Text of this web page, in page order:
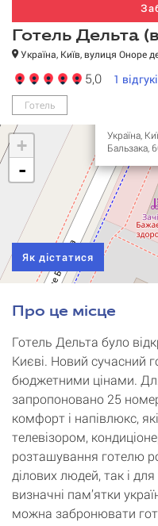
Готель Дельта
Україна, Київ, вулиця Оноре
5,0 1
Готель
Україна,
Бальзака,
+
-
Як дістатися
Про це місце
Готель Дельта було
Києві. Новий сучасний
бюджетними цінами.
запропоновано 25
комфорт і напівлюкс,
телевізором,
розташування готелю
ділових людей, так і
визначні пам’ятки
можна забронювати